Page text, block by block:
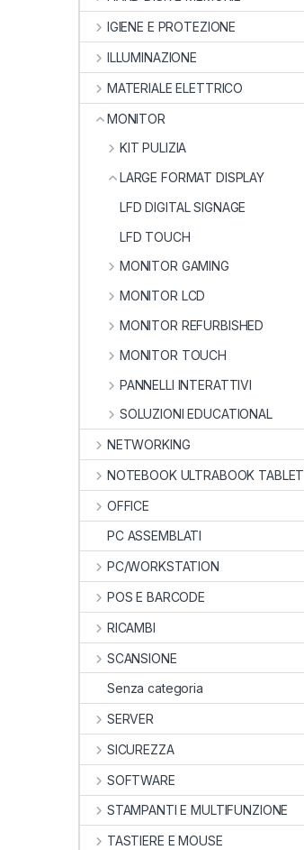
IGIENE E PROTEZIONE
ILLUMINAZIONE
MATERIALE ELETTRICO
MONITOR
KIT PULIZIA
LARGE FORMAT DISPLAY
LFD DIGITAL SIGNAGE
LFD TOUCH
MONITOR GAMING
MONITOR LCD
MONITOR REFURBISHED
MONITOR TOUCH
PANNELLI INTERATTIVI
SOLUZIONI EDUCATIONAL
NETWORKING
NOTEBOOK ULTRABOOK TABLET
OFFICE
PC ASSEMBLATI
PC/WORKSTATION
POS E BARCODE
RICAMBI
SCANSIONE
Senza categoria
SERVER
SICUREZZA
SOFTWARE
STAMPANTI E MULTIFUNZIONE
TASTIERE E MOUSE